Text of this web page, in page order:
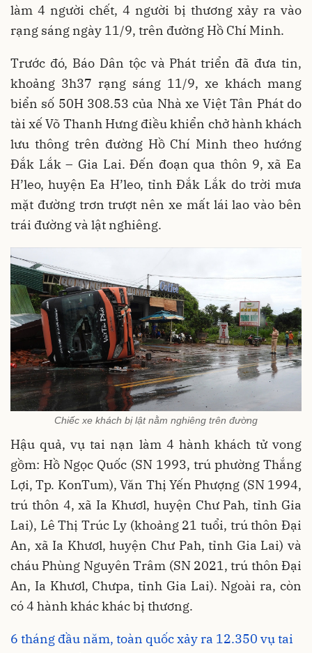
làm 4 người chết, 4 người bị thương xảy ra vào
rạng sáng ngày 11/9, trên đường Hồ Chí Minh.
Trước đó, Báo Dân tộc và Phát triển đã đưa tin,
khoảng 3h37 rạng sáng 11/9, xe khách mang
biển số 50H 308.53 của Nhà xe Việt Tân Phát do
tài xế Võ Thanh Hưng điều khiển chở hành khách
lưu thông trên đường Hồ Chí Minh theo hướng
Đắk Lắk – Gia Lai. Đến đoạn qua thôn 9, xã Ea
H’leo, huyện Ea H’leo, tỉnh Đắk Lắk do trời mưa
mặt đường trơn trượt nên xe mất lái lao vào bên
trái đường và lật nghiêng.
Chiếc xe khách bị lật nằm nghiêng trên đường
Hậu quả, vụ tai nạn làm 4 hành khách tử vong
gồm: Hồ Ngọc Quốc (SN 1993, trú phường Thắng
Lợi, Tp. KonTum), Văn Thị Yến Phượng (SN 1994,
trú thôn 4, xã Ia Khươl, huyện Chư Pah, tỉnh Gia
Lai), Lê Thị Trúc Ly (khoảng 21 tuổi, trú thôn Đại
An, xã Ia Khươl, huyện Chư Pah, tỉnh Gia Lai) và
cháu Phùng Nguyên Trâm (SN 2021, trú thôn Đại
An, Ia Khươl, Chưpa, tỉnh Gia Lai). Ngoài ra, còn
có 4 hành khác khác bị thương.
6 tháng đầu năm, toàn quốc xảy ra 12.350 vụ tai